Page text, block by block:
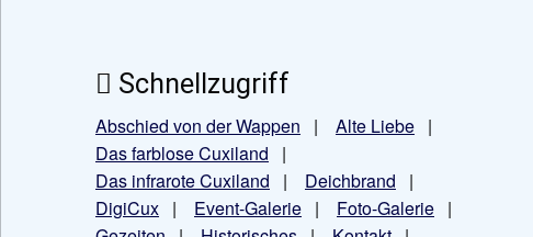
Schnellzugriff
Abschied von der Wappen | Alte Liebe |
Das farblose Cuxiland |
Das infrarote Cuxiland | Deichbrand |
DigiCux | Event-Galerie | Foto-Galerie |